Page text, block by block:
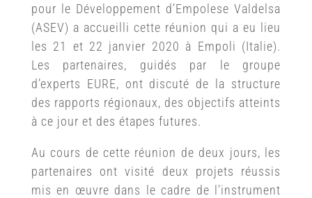
pour le Développement d’Empolese Valdelsa
(ASEV) a accueilli cette réunion qui a eu lieu
les 21 et 22 janvier 2020 à Empoli (Italie).
Les partenaires, guidés par le groupe
d’experts EURE, ont discuté de la structure
des rapports régionaux, des objectifs atteints
à ce jour et des étapes futures.
Au cours de cette réunion de deux jours, les
partenaires ont visité deux projets réussis
mis en œuvre dans le cadre de l’instrument